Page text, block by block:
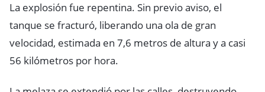
La explosión fue repentina. Sin previo aviso, el
tanque se fracturó, liberando una ola de gran
velocidad, estimada en 7,6 metros de altura y a casi
56 kilómetros por hora.